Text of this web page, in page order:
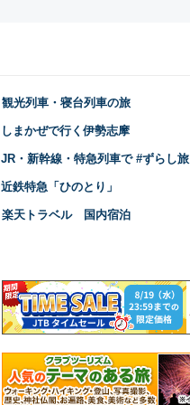
観光列車・寝台列車の旅
しまかぜで行く伊勢志摩
JR・新幹線・特急列車で #ずらし旅
近鉄特急「ひのとり」
楽天トラベル 国内宿泊